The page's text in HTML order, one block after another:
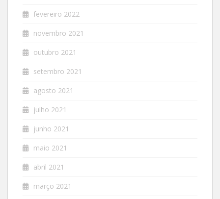
fevereiro 2022
novembro 2021
outubro 2021
setembro 2021
agosto 2021
julho 2021
junho 2021
maio 2021
abril 2021
março 2021